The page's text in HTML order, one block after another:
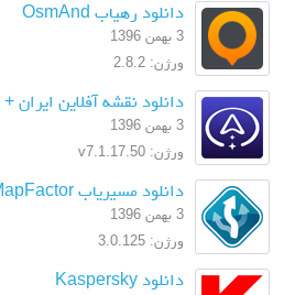
دانلود رهیاب OsmAnd
3 بهمن 1396
ورژن: 2.8.2
دانلود نقشه آفلاین ایران
3 بهمن 1396
ورژن: v7.1.17.50
دانلود مسیریاب MapFactor
3 بهمن 1396
ورژن: 3.0.125
دانلود Kaspersky